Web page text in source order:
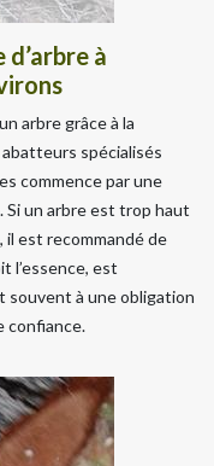
à
arbre grâce à la
spécialisés
commence par une
Si un arbre est trop haut
il est recommandé de
l’essence, est
souvent à une obligation
confiance.